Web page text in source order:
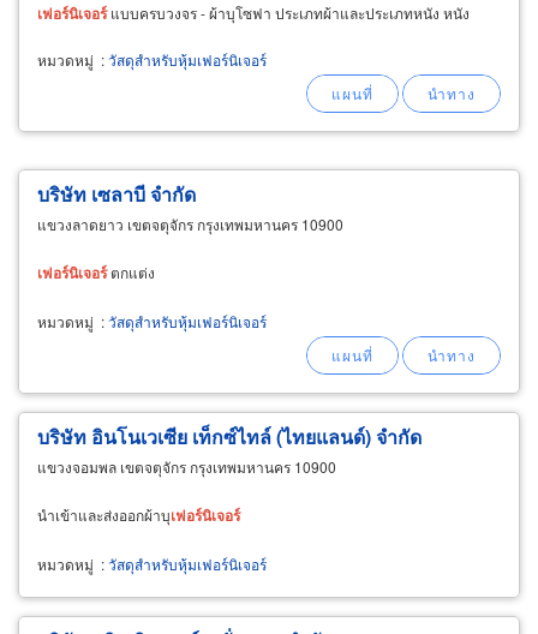
เฟอร์นิเจอร์แบบครบวงจร - ผ้าบุโซฟา ประเภทผ้าและประเภทหนัง หนัง
หมวดหมู่ :วัสดุสำหรับหุ้มเฟอร์นิเจอร์
บริษัท เซลาบี จำกัด
แขวงลาดยาว เขตจตุจักร กรุงเทพมหานคร 10900
เฟอร์นิเจอร์ตกแต่ง
หมวดหมู่ :วัสดุสำหรับหุ้มเฟอร์นิเจอร์
บริษัท อินโนเวเซีย เท็กซ์ไทล์ (ไทยแลนด์) จำกัด
แขวงจอมพล เขตจตุจักร กรุงเทพมหานคร 10900
นำเข้าและส่งออกผ้าบุเฟอร์นิเจอร์
หมวดหมู่ :วัสดุสำหรับหุ้มเฟอร์นิเจอร์